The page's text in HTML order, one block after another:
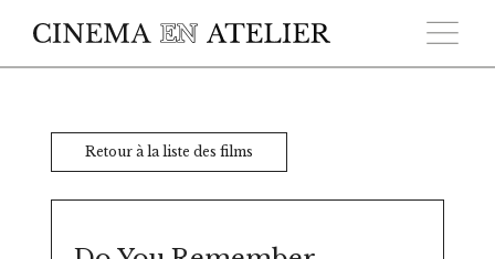
Retour à la liste des films